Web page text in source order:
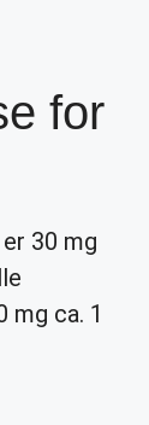
for
30 mg
mg ca. 1